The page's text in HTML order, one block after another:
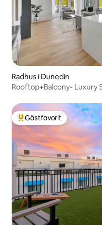
Radhus i Dunedin
Rooftop+Balcony- Luxury
Populär gästfavorit
Gästfavorit